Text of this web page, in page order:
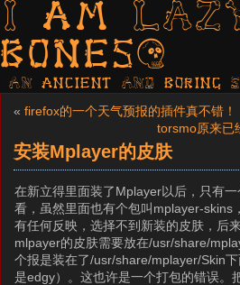
I am
bones?
AN ancient AND boring
« firefox的一个天气预报的插件真不错！
torsmo原来已
安装Mplayer的皮肤
在新立得里面装了Mplayer以后，只有
看，虽然里面也有个包叫mplayer-skins
有任何反映，选择不到新装的皮肤，后
mlpayer的皮肤需要放在/usr/share/
个报是装在了/usr/share/mplayer/Skin
是edgy）。这也许是一个打包的错误。